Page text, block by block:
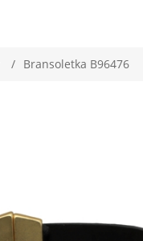
/ Bransoletka B96476